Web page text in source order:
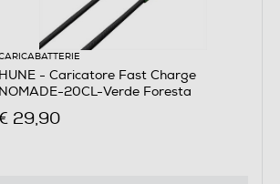
HUNE - Caricatore Fast Charge
NOMADE-20CL-Verde Foresta
29,90